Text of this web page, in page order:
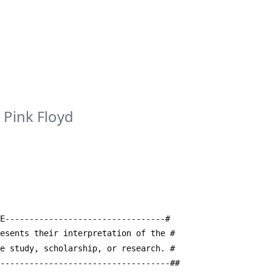
Pink Floyd
#
their interpretation of the #
study, scholarship, or research. #
##